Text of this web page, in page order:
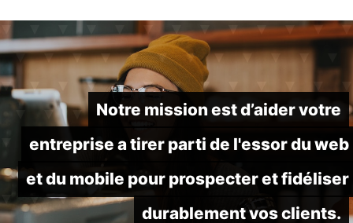
Notre mission est d’aider votre
entreprise a tirer parti de l'essor du web
et du mobile pour prospecter et fidéliser
durablement vos clients.